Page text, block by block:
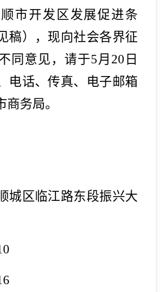
市开发区发展促进条
稿），现向社会各界征
同意见，请于5月 20 日
电话、传真、电子邮箱
商务局。
城区临江路东段振兴大